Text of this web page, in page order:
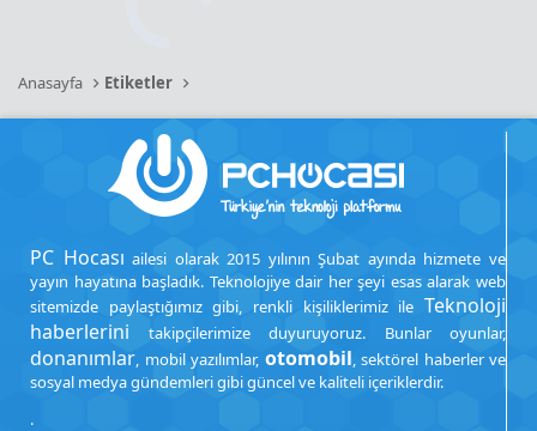
Anasayfa Etiketler
PC Hocası ailesi olarak 2015 yılının Şubat ayında hizmete ve
yayın hayatına başladık. Teknolojiye dair her şeyi esas alarak web
sitemizde paylaştığımız gibi, renkli kişiliklerimiz ile Teknoloji
haberlerini takipçilerimize duyuruyoruz. Bunlar oyunlar,
donanımlar, mobil yazılımlar, otomobil, sektörel haberler ve
sosyal medya gündemleri gibi güncel ve kaliteli içeriklerdir.
.